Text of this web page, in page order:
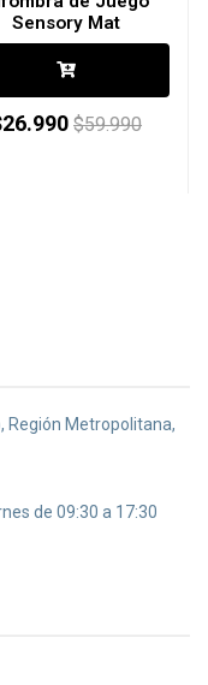
Sensory Mat
$59.990
Región Metropolitana,
de 09:30 a 17:30